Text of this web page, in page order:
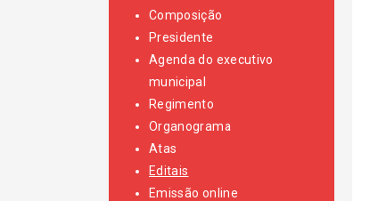
Composição
Presidente
Agenda do executivo
municipal
Regimento
Organograma
Atas
Editais
Emissão online